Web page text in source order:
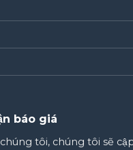
báo giá
tôi, chúng tôi sẽ